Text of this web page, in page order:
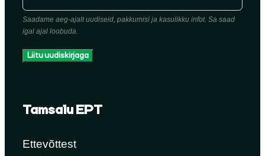
Saadame aeg-ajalt uudiseid, pakkumisi ja kasulikku infot. Sa saad
igal ajal loobuda.
Liitu uudiskirjaga
Tamsalu EPT
Ettevõttest